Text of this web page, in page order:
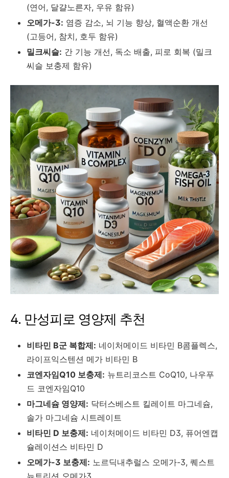
(연어, 달걀노른자, 우유 함유)
오메가-3: 염증 감소, 뇌 기능 향상, 혈액순환 개선
(고등어, 참치, 호두 함유)
밀크씨슬: 간 기능 개선, 독소 배출, 피로 회복 (밀크
씨슬 보충제 함유)
4. 만성피로 영양제 추천
비타민 B군 복합제: 네이처메이드 비타민 B콤플렉스,
라이프익스텐션 메가 비타민 B
코엔자임Q10 보충제: 뉴트리코스트 CoQ10, 나우푸
드 코엔자임Q10
마그네슘 영양제: 닥터스베스트 킬레이트 마그네슘,
솔가 마그네슘 시트레이트
비타민 D 보충제: 네이처메이드 비타민 D3, 퓨어엔캡
슐레이션스 비타민 D
오메가-3 보충제: 노르딕내추럴스 오메가-3, 퀘스트
뉴트리션 오메가3